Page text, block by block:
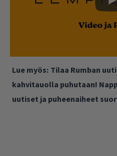
Lue myös: Tilaa Rumban
kahvitauolla puhutaan!
uutiset ja puheenaiheet